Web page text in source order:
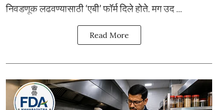
निवडणूक लढवण्यासाठी ‘एबी’ फॉर्म दिले होते. मग उद ...
Read More